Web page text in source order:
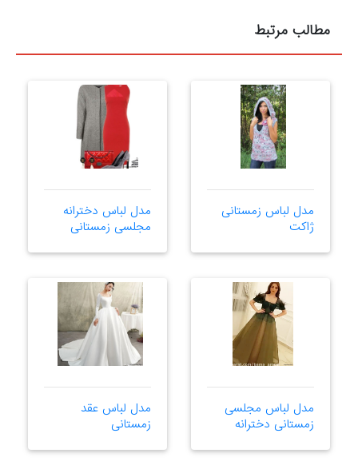
مطالب مرتبط
مدل لباس زمستانی
ژاکت
مدل لباس دخترانه
مجلسی زمستانی
مدل لباس مجلسی
زمستانی دخترانه
مدل لباس عقد
زمستانی